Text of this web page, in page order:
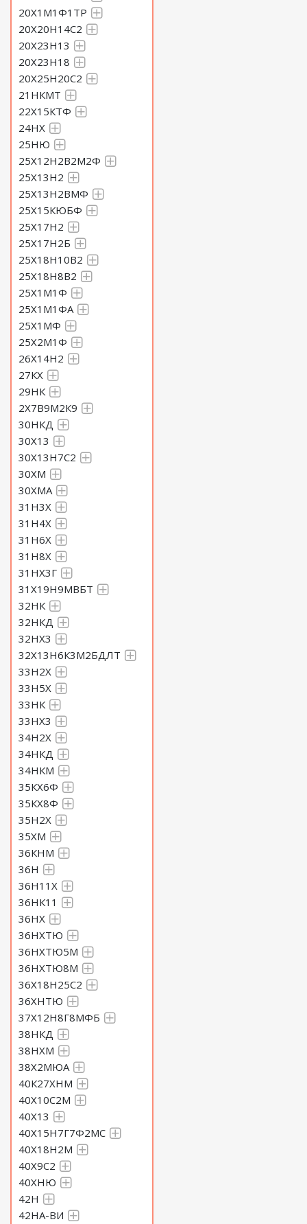
20Х1М1Ф1ТР
20Х20Н14С2
20Х23Н13
20Х23Н18
20Х25Н20С2
21НКМТ
22Х15КТФ
24НХ
25НЮ
25Х12Н2В2М2Ф
25Х13Н2
25Х13Н2ВМФ
25Х15КЮБФ
25Х17Н2
25Х17Н2Б
25Х18Н10В2
25Х18Н8В2
25Х1М1Ф
25Х1М1ФА
25Х1МФ
25Х2М1Ф
26Х14Н2
27КХ
29НК
2Х7В9М2К9
30НКД
30Х13
30Х13Н7С2
30ХМ
30ХМА
31Н3Х
31Н4Х
31Н6Х
31Н8Х
31НХ3Г
31Х19Н9МВБТ
32НК
32НКД
32НХ3
32Х13Н6К3М2БДЛТ
33Н2Х
33Н5Х
33НК
33НХ3
34Н2Х
34НКД
34НКМ
35КХ6Ф
35КХ8Ф
35Н2Х
35ХМ
36КНМ
36Н
36Н11Х
36НК11
36НХ
36НХТЮ
36НХТЮ5М
36НХТЮ8М
36Х18Н25С2
36ХНТЮ
37Х12Н8Г8МФБ
38НКД
38НХМ
38Х2МЮА
40К27ХНМ
40Х10С2М
40Х13
40Х15Н7Г7Ф2МС
40Х18Н2М
40Х9С2
40ХНЮ
42Н
42НА-ВИ